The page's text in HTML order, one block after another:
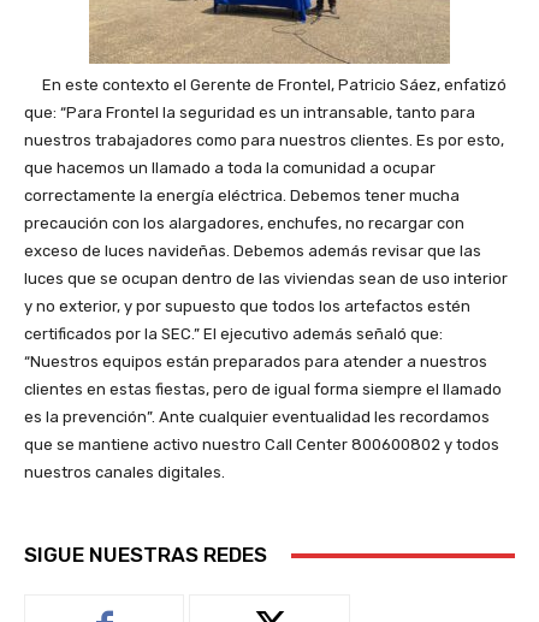
En este contexto el Gerente de Frontel, Patricio Sáez, enfatizó
que: “Para Frontel la seguridad es un intransable, tanto para
nuestros trabajadores como para nuestros clientes. Es por esto,
que hacemos un llamado a toda la comunidad a ocupar
correctamente la energía eléctrica. Debemos tener mucha
precaución con los alargadores, enchufes, no recargar con
exceso de luces navideñas. Debemos además revisar que las
luces que se ocupan dentro de las viviendas sean de uso interior
y no exterior, y por supuesto que todos los artefactos estén
certificados por la SEC.” El ejecutivo además señaló que:
“Nuestros equipos están preparados para atender a nuestros
clientes en estas fiestas, pero de igual forma siempre el llamado
es la prevención”. Ante cualquier eventualidad les recordamos
que se mantiene activo nuestro Call Center 800600802 y todos
nuestros canales digitales.
SIGUE NUESTRAS REDES